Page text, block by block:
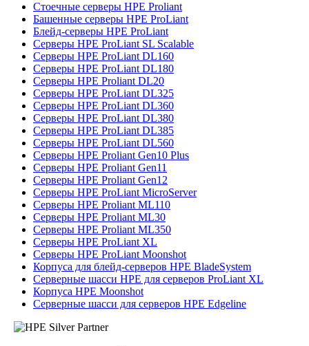
Стоечные серверы HPE Proliant
Башенные серверы HPE ProLiant
Блейд-серверы HPE ProLiant
Серверы HPE ProLiant SL Scalable
Серверы HPE ProLiant DL160
Серверы HPE ProLiant DL180
Серверы HPE Proliant DL20
Серверы HPE ProLiant DL325
Серверы HPE ProLiant DL360
Серверы HPE ProLiant DL380
Серверы HPE ProLiant DL385
Серверы HPE ProLiant DL560
Серверы HPE Proliant Gen10 Plus
Серверы HPE Proliant Gen11
Серверы HPE Proliant Gen12
Серверы HPE ProLiant MicroServer
Серверы HPE Proliant ML110
Серверы HPE Proliant ML30
Серверы HPE Proliant ML350
Серверы HPE ProLiant XL
Серверы HPE ProLiant Moonshot
Корпуса для блейд-серверов HPE BladeSystem
Серверные шасси HPE для серверов ProLiant XL
Корпуса HPE Moonshot
Серверные шасси для серверов HPE Edgeline